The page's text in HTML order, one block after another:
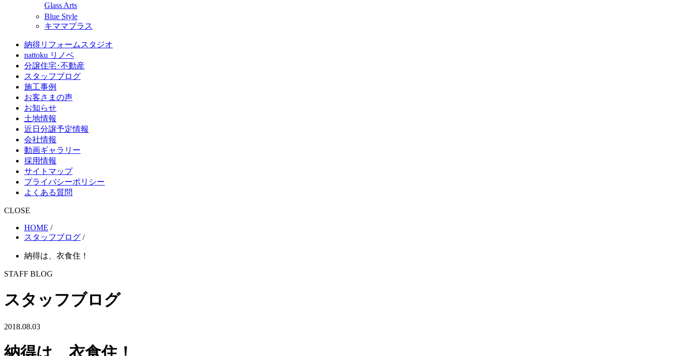
Glass Arts
Blue Style
キママプラス
納得リフォームスタジオ
nattoku リノベ
分譲住宅･不動産
スタッフブログ
施工事例
お客さまの声
お知らせ
土地情報
近日分譲予定情報
会社情報
動画ギャラリー
採用情報
サイトマップ
プライバシーポリシー
よくある質問
CLOSE
HOME /
スタッフブログ /
納得は、衣食住！
STAFF BLOG
スタッフブログ
2018.08.03